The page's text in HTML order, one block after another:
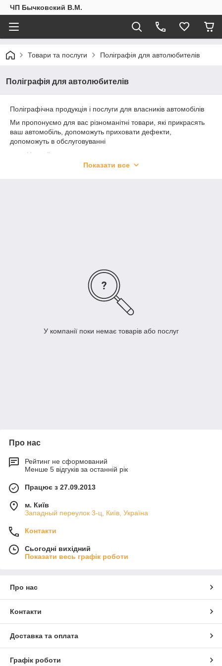
ЧП Бычковский В.М.
Товари та послуги Поліграфія для автолюбителів
Поліграфія для автолюбителів
Поліграфічна продукція і послуги для власників автомобілів
Ми пропонуємо для вас різноманітні товари, які прикрасять
ваш автомобіль, допоможуть приховати дефекти,
допоможуть в обслуговуванні
Наклейки на машину;
Наклейки на скло;Показати все
У компанії поки немає товарів або послуг
Про нас
Рейтинг не сформований
Менше 5 відгуків за останній рік
Працює з 27.09.2013
м. Київ
Западный переулок 3-ц, Київ, Україна
Контакти
Сьогодні вихідний
Показати весь графік роботи
Про нас
Контакти
Доставка та оплата
Графік роботи